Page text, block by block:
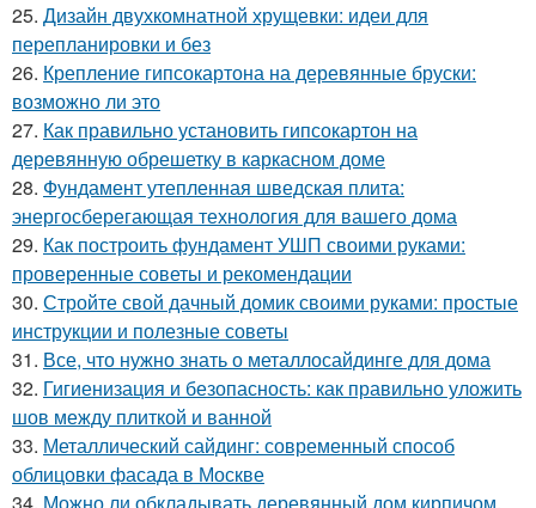
25. Дизайн двухкомнатной хрущевки: идеи для
перепланировки и без
26. Крепление гипсокартона на деревянные бруски:
возможно ли это
27. Как правильно установить гипсокартон на
деревянную обрешетку в каркасном доме
28. Фундамент утепленная шведская плита:
энергосберегающая технология для вашего дома
29. Как построить фундамент УШП своими руками:
проверенные советы и рекомендации
30. Стройте свой дачный домик своими руками: простые
инструкции и полезные советы
31. Все, что нужно знать о металлосайдинге для дома
32. Гигиенизация и безопасность: как правильно уложить
шов между плиткой и ванной
33. Металлический сайдинг: современный способ
облицовки фасада в Москве